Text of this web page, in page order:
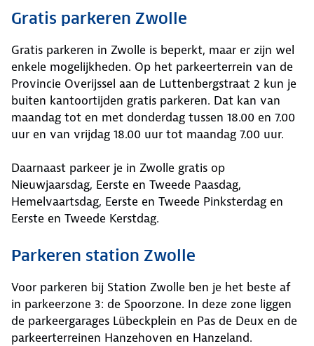
Gratis parkeren Zwolle
Gratis parkeren in Zwolle is beperkt, maar er zijn wel
enkele mogelijkheden. Op het parkeerterrein van de
Provincie Overijssel aan de Luttenbergstraat 2 kun je
buiten kantoortijden gratis parkeren. Dat kan van
maandag tot en met donderdag tussen 18.00 en 7.00
uur en van vrijdag 18.00 uur tot maandag 7.00 uur.
Daarnaast parkeer je in Zwolle gratis op
Nieuwjaarsdag, Eerste en Tweede Paasdag,
Hemelvaartsdag, Eerste en Tweede Pinksterdag en
Eerste en Tweede Kerstdag.
Parkeren station Zwolle
Voor parkeren bij Station Zwolle ben je het beste af
in parkeerzone 3: de Spoorzone. In deze zone liggen
de parkeergarages Lübeckplein en Pas de Deux en de
parkeerterreinen Hanzehoven en Hanzeland.